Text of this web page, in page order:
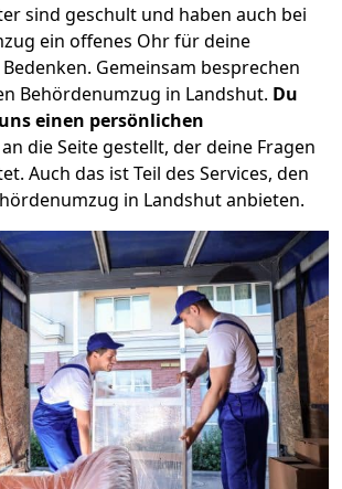
sind geschult und haben auch bei
ein offenes Ohr für deine
Gemeinsam besprechen
Behördenumzug in Landshut. Du
einen persönlichen
an die Seite gestellt, der deine Fragen
Auch das ist Teil des Services, den
in Landshut anbieten.